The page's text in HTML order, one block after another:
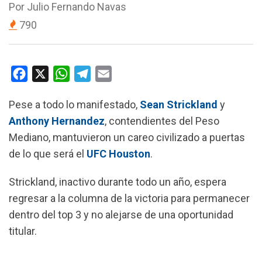
Por Julio Fernando Navas
790
c
e
b
o
k
W
a
t
s
A
p
l
e
g
r
m
a
i
Pese a todo lo manifestado, Sean Strickland y
Anthony Hernandez, contendientes del Peso
Mediano, mantuvieron un careo civilizado a puertas
de lo que será el UFC Houston.
Strickland, inactivo durante todo un año, espera
regresar a la columna de la victoria para permanecer
dentro del top 3 y no alejarse de una oportunidad
titular.